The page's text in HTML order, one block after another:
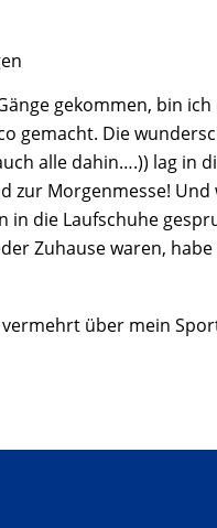
gekommen, bin
gemacht. Die
alle dahin….)) lag in
Morgenmesse!
die Laufschuhe
Zuhause waren,
über mein